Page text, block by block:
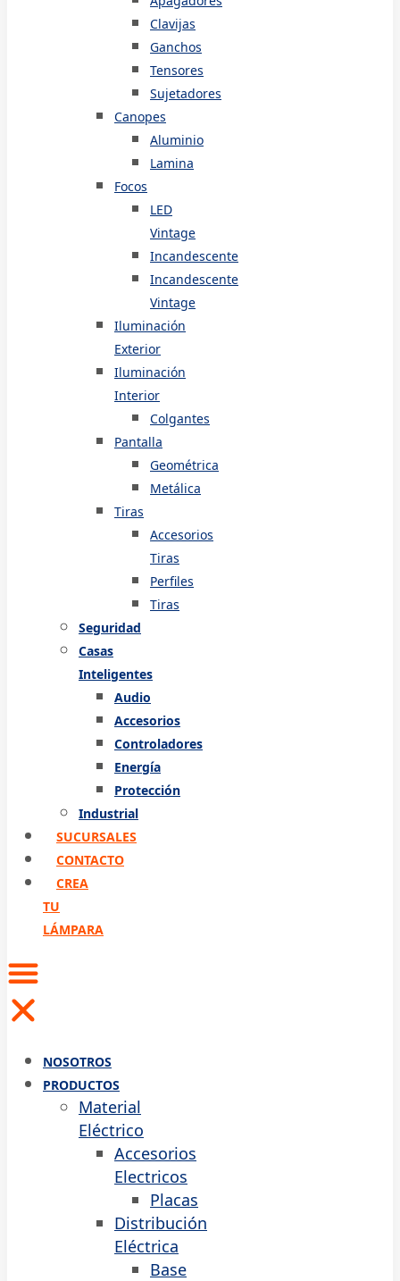
Clavijas
Ganchos
Tensores
Sujetadores
Canopes
Aluminio
Lamina
Focos
LED
Vintage
Incandescente
Incandescente
Vintage
Iluminación
Exterior
Iluminación
Interior
Colgantes
Pantalla
Geométrica
Metálica
Tiras
Accesorios
Tiras
Perfiles
Tiras
Seguridad
Casas
Inteligentes
Audio
Accesorios
Controladores
Energía
Protección
Industrial
SUCURSALES
CONTACTO
CREA
TU
LÁMPARA
NOSOTROS
PRODUCTOS
Material
Eléctrico
Accesorios
Electricos
Placas
Distribución
Eléctrica
Base